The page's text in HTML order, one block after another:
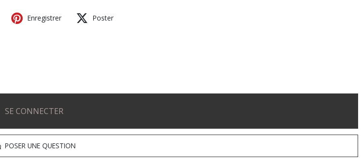
Enregistrer Poster
SE CONNECTER
POSER UNE QUESTION